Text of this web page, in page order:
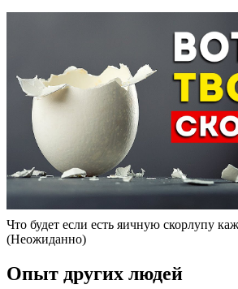
Что будет если есть яичную скорлупу
(Неожиданно)
Опыт других людей